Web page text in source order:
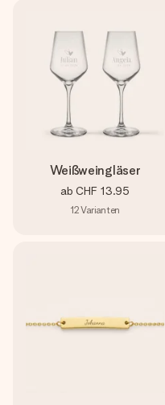
Weißweingläser
ab CHF 13.95
12Varianten